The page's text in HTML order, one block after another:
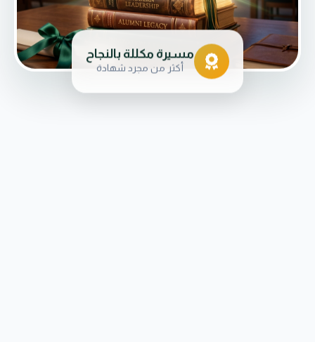
مسيرة مكللة بالنجاح
أكثر من مجرد شهادة